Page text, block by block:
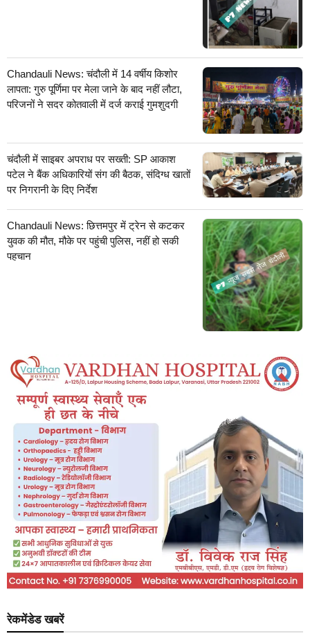
Chandauli News: चंदौली में 14 वर्षीय किशोर
लापता: गुरु पूर्णिमा पर मेला जाने के बाद नहीं लौटा,
परिजनों ने सदर कोतवाली में दर्ज कराई गुमशुदगी
चंदौली में साइबर अपराध पर सख्ती: SP आकाश
पटेल ने बैंक अधिकारियों संग की बैठक, संदिग्ध खातों
पर निगरानी के दिए निर्देश
Chandauli News: छित्तमपुर में ट्रेन से कटकर
युवक की मौत, मौके पर पहुंची पुलिस, नहीं हो सकी
पहचान
रेकमेंडेड खबरें